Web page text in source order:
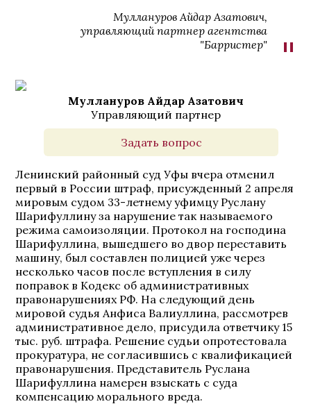
Муллануров Айдар Азатович,
управляющий партнер агентства
"Барристер"
"
Муллануров Айдар Азатович
Управляющий партнер
Задать вопрос
Ленинский районный суд Уфы вчера отменил
первый в России штраф, присужденный 2 апреля
мировым судом 33-летнему уфимцу Руслану
Шарифуллину за нарушение так называемого
режима самоизоляции. Протокол на господина
Шарифуллина, вышедшего во двор переставить
машину, был составлен полицией уже через
несколько часов после вступления в силу
поправок в Кодекс об административных
правонарушениях РФ. На следующий день
мировой судья Анфиса Валиуллина, рассмотрев
административное дело, присудила ответчику 15
тыс. руб. штрафа. Решение судьи опротестовала
прокуратура, не согласившись с квалификацией
правонарушения. Представитель Руслана
Шарифуллина намерен взыскать с суда
компенсацию морального вреда.